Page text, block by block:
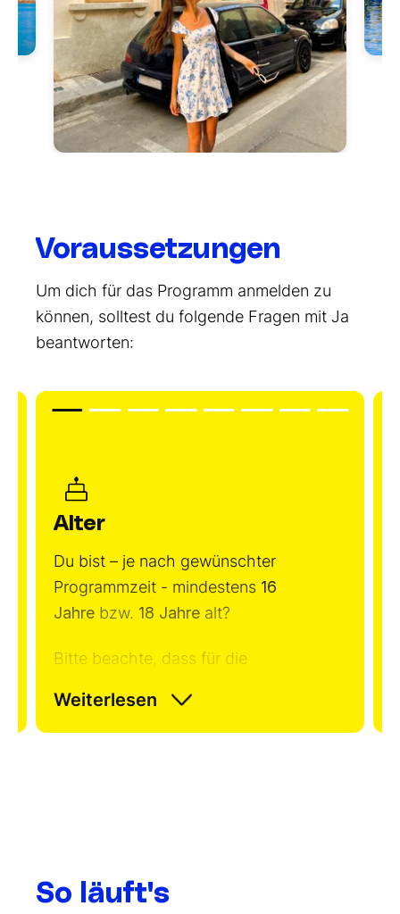
Voraussetzungen
Um dich für das Programm anmelden zu
können, solltest du folgende Fragen mit Ja
beantworten:
Alter
Du bist – je nach gewünschter
Programmzeit - mindestens 16
Jahre bzw. 18 Jahre alt?
Bitte beachte, dass für die
Ende August das Mindestalter für die
Teilnahme 18 Jahre beträgt.
Weiterlesen
So läuft's